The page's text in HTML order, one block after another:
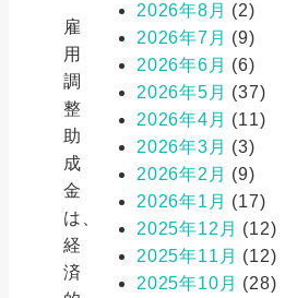
雇
用
調
整
助
成
金
は、
経
済
2026年8月 (2)
2026年7月 (9)
2026年6月 (6)
2026年5月 (37)
2026年4月 (11)
2026年3月 (3)
2026年2月 (9)
2026年1月 (17)
2025年12月 (12)
2025年11月 (12)
2025年10月 (28)